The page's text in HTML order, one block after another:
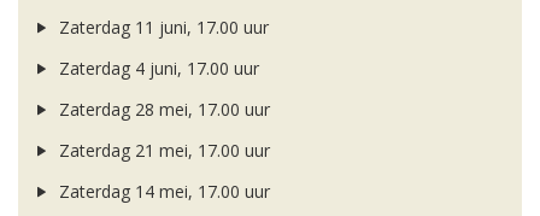
Zaterdag 11 juni, 17.00 uur
Zaterdag 4 juni, 17.00 uur
Zaterdag 28 mei, 17.00 uur
Zaterdag 21 mei, 17.00 uur
Zaterdag 14 mei, 17.00 uur